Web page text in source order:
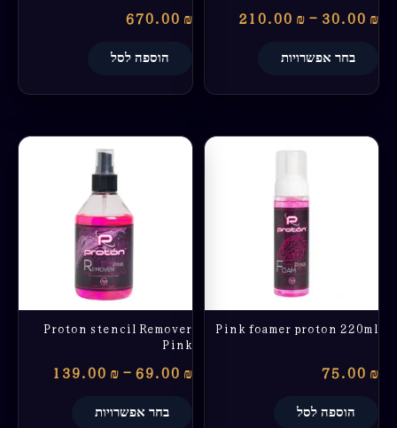
30.00 ₪
–
210.00 ₪
בחר אפשרויות
670.00 ₪
הוספה לסל
Pink foamer proton 220ml
75.00 ₪
הוספה לסל
Proton stencil Remover
Pink
69.00 ₪
–
139.00 ₪
בחר אפשרויות
בעמוד